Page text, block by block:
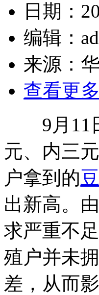
日期：
编辑：
来源：
查看更
9月11
元、内三
户拿到的
出新高。
求严重不
殖户并未
差，从而